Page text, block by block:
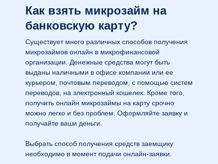
Как взять микрозайм на
банковскую карту?
Существует много различных способов получения
микрозаймов онлайн в микрофинансовой
организации. Денежные средства могут быть
выданы наличными в офисе компании или ее
курьером, почтовым переводом, с помощью систем
переводов, на электронный кошелек. Кроме того,
получить онлайн микрозаймы на карту срочно
можно легко и без проблем. Оформляйте заявку и
получайте ваши деньги.
Выбрать способ получения средств заемщику
необходимо в момент подачи онлайн-заявки.